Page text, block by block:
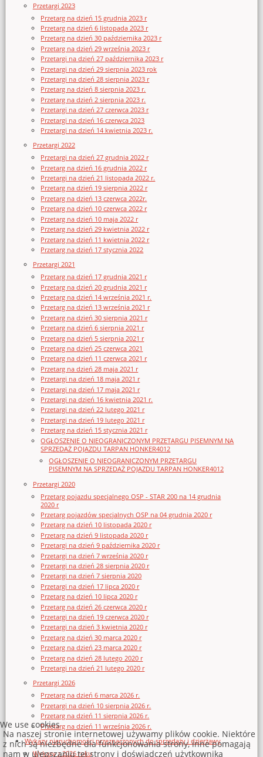
Przetargi 2023
Przetarg na dzień 15 grudnia 2023 r
Przetarg na dzień 6 listopada 2023 r
Przetarg na dzień 30 października 2023 r
Przetarg na dzień 29 września 2023 r
Przetargi na dzień 27 października 2023 r
Przetargi na dzień 29 sierpnia 2023 rok
Przetargi na dzień 28 sierpnia 2023 r
Przetarg na dzień 8 sierpnia 2023 r.
Przetarg na dzień 2 sierpnia 2023 r.
Przetargi na dzień 27 czerwca 2023 r
Przetargi na dzień 16 czerwca 2023
Przetargi na dzień 14 kwietnia 2023 r.
Przetargi 2022
Przetargi na dzień 27 grudnia 2022 r
Przetarg na dzień 16 grudnia 2022 r
Przetargi na dzień 21 listopada 2022 r.
Przetarg na dzień 19 sierpnia 2022 r
Przetarg na dzień 13 czerwca 2022r.
Przetarg na dzień 10 czerwca 2022 r
Przetarg na dzień 10 maja 2022 r
Przetarg na dzień 29 kwietnia 2022 r
Przetarg na dzień 11 kwietnia 2022 r
Przetarg na dzień 17 stycznia 2022
Przetargi 2021
Przetarg na dzień 17 grudnia 2021 r
Przetarg na dzień 20 grudnia 2021 r
Przetarg na dzień 14 września 2021 r.
Przetarg na dzień 13 września 2021 r
Przetarg na dzień 30 sierpnia 2021 r
Przetarg na dzień 6 sierpnia 2021 r
Przetarg na dzień 5 sierpnia 2021 r
Przetarg na dzień 25 czerwca 2021
Przetarg na dzień 11 czerwca 2021 r
Przetarg na dzień 28 maja 2021 r
Przetargi na dzień 18 maja 2021 r
Przetargi na dzień 17 maja 2021 r
Przetargi na dzień 16 kwietnia 2021 r.
Przetargi na dzień 22 lutego 2021 r
Przetargi na dzień 19 lutego 2021 r
Przetarg na dzień 15 stycznia 2021 r
OGŁOSZENIE O NIEOGRANICZONYM PRZETARGU PISEMNYM NA
SPRZEDAŻ POJAZDU TARPAN HONKER4012
OGŁOSZENIE O NIEOGRANICZONYM PRZETARGU
PISEMNYM NA SPRZEDAŻ POJAZDU TARPAN HONKER4012
Przetargi 2020
Przetarg pojazdu specjalnego OSP - STAR 200 na 14 grudnia
2020 r
Przetarg pojazdów specjalnych OSP na 04 grudnia 2020 r
Przetarg na dzień 10 listopada 2020 r
Przetarg na dzień 9 listopada 2020 r
Przetargi na dzień 9 października 2020 r
Przetargi na dzień 7 września 2020 r
Przetargi na dzień 28 sierpnia 2020 r
Przetargi na dzień 7 sierpnia 2020
Przetargi na dzień 17 lipca 2020 r
Przetarg na dzień 10 lipca 2020 r
Przetarg na dzień 26 czerwca 2020 r
Przetargi na dzień 19 czerwca 2020 r
Przetargi na dzień 3 kwietnia 2020 r
Przetarg na dzień 30 marca 2020 r
Przetarg na dzień 23 marca 2020 r
Przetarg na dzień 28 lutego 2020 r
Przetargi na dzień 21 lutego 2020 r
Przetargi 2026
Przetarg na dzień 6 marca 2026 r.
Przetargi na dzień 10 sierpnia 2026 r.
Przetarg na dzień 11 sierpnia 2026 r.
Przetarg na dzień 11 września 2026 r.
Wykazy nieruchomości przeznaczonych do sprzedaży i dzierżawy
Wykazy z 2026 roku
We use cookies
Na naszej stronie internetowej używamy plików cookie. Niektóre
z nich są niezbędne dla funkcjonowania strony, inne pomagają
nam w ulepszaniu tej strony i doświadczeń użytkownika